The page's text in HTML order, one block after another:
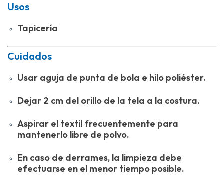
Usos
Tapicería
Cuidados
Usar aguja de punta de bola e hilo poliéster.
Dejar 2 cm del orillo de la tela a la costura.
Aspirar el textil frecuentemente para
mantenerlo libre de polvo.
En caso de derrames, la limpieza debe
efectuarse en el menor tiempo posible.